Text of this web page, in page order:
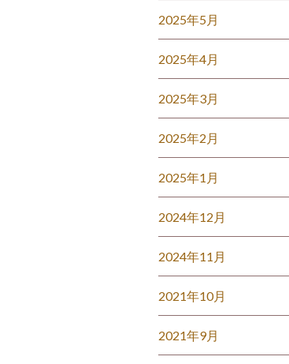
2025年5月
2025年4月
2025年3月
2025年2月
2025年1月
2024年12月
2024年11月
2021年10月
2021年9月